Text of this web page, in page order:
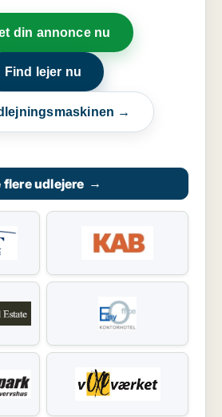
din annonce nu
Find lejer nu
→
flere udlejere →